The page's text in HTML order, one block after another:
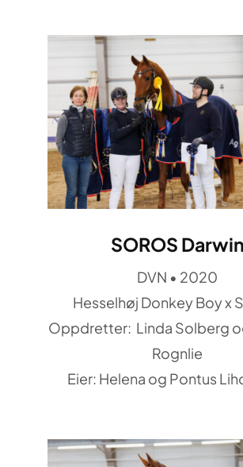
SOROS Darwin
DVN • 2020
Hesselhøj Donkey Boy x
Oppdretter: Linda Solberg
Rognlie
Eier: Helena og Pontus